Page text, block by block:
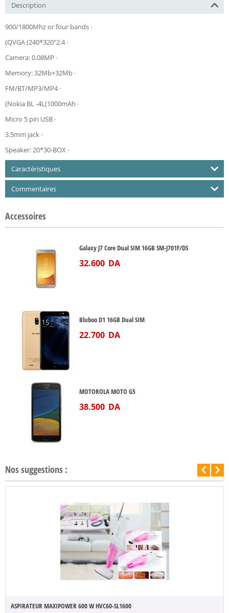
Description
900/1800Mhz or four bands ·
(QVGA (240*320“2.4 ·
Camera: 0.08MP ·
Memory: 32Mb+32Mb ·
FM/BT/MP3/MP4 ·
(Nokia BL -4L(1000mAh ·
Micro 5 pin USB ·
3.5mm jack ·
Speaker: 20*30-BOX ·
Caractéristiques
Commentaires
Accessoires
Galaxy J7 Core Dual SIM 16GB SM-J701F/DS
32.600 DA
Bluboo D1 16GB Dual SIM
22.700 DA
MOTOROLA MOTO G5
38.500 DA
Nos suggestions :
ASPIRATEUR MAXIPOWER 600 W HVC60-SL1600